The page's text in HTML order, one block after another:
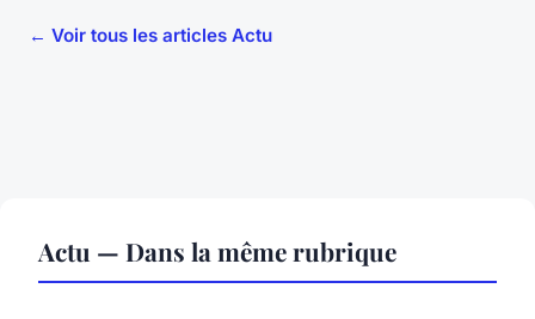
← Voir tous les articles Actu
Actu — Dans la même rubrique